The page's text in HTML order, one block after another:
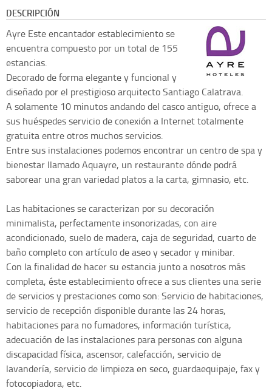
DESCRIPCIÓN
Ayre Este encantador establecimiento se
encuentra compuesto por un total de 155
estancias.
Decorado de forma elegante y funcional y
diseñado por el prestigioso arquitecto Santiago Calatrava.
A solamente 10 minutos andando del casco antiguo, ofrece a
sus huéspedes servicio de conexión a Internet totalmente
gratuita entre otros muchos servicios.
Entre sus instalaciones podemos encontrar un centro de spa y
bienestar llamado Aquayre, un restaurante dónde podrá
saborear una gran variedad platos a la carta, gimnasio, etc.
Las habitaciones se caracterizan por su decoración
minimalista, perfectamente insonorizadas, con aire
acondicionado, suelo de madera, caja de seguridad, cuarto de
baño completo con artículo de aseo y secador y minibar.
Con la finalidad de hacer su estancia junto a nosotros más
completa, éste establecimiento ofrece a sus clientes una serie
de servicios y prestaciones como son: Servicio de habitaciones,
servicio de recepción disponible durante las 24 horas,
habitaciones para no fumadores, información turística,
adecuación de las instalaciones para personas con alguna
discapacidad física, ascensor, calefacción, servicio de
lavandería, servicio de limpieza en seco, guardaequipaje, fax y
fotocopiadora, etc.